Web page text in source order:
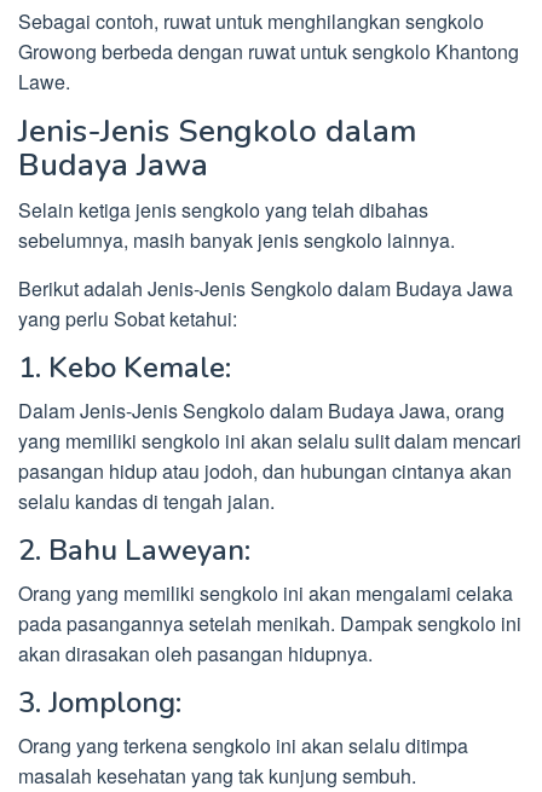
Sebagai contoh, ruwat untuk menghilangkan sengkolo
Growong berbeda dengan ruwat untuk sengkolo Khantong
Lawe.
Jenis-Jenis Sengkolo dalam
Budaya Jawa
Selain ketiga jenis sengkolo yang telah dibahas
sebelumnya, masih banyak jenis sengkolo lainnya.
Berikut adalah Jenis-Jenis Sengkolo dalam Budaya Jawa
yang perlu Sobat ketahui:
1. Kebo Kemale:
Dalam Jenis-Jenis Sengkolo dalam Budaya Jawa, orang
yang memiliki sengkolo ini akan selalu sulit dalam mencari
pasangan hidup atau jodoh, dan hubungan cintanya akan
selalu kandas di tengah jalan.
2. Bahu Laweyan:
Orang yang memiliki sengkolo ini akan mengalami celaka
pada pasangannya setelah menikah. Dampak sengkolo ini
akan dirasakan oleh pasangan hidupnya.
3. Jomplong:
Orang yang terkena sengkolo ini akan selalu ditimpa
masalah kesehatan yang tak kunjung sembuh.